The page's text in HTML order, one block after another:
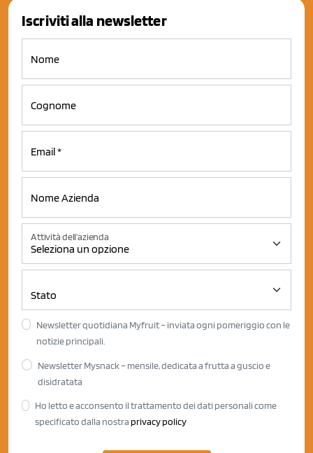
Iscriviti alla newsletter
Attività dell'azienda
Newsletter quotidiana Myfruit – inviata ogni pomeriggio con le
notizie principali.
Newsletter Mysnack – mensile, dedicata a frutta a guscio e
disidratata
Ho letto e acconsento il trattamento dei dati personali come
specificato dalla nostra privacy policy